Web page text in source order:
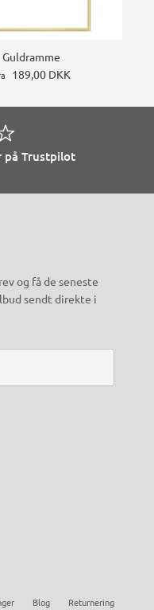
Guldramme
189,00 DKK
på Trustpilot
og få de seneste
sendt direkte i
Blog Returnering